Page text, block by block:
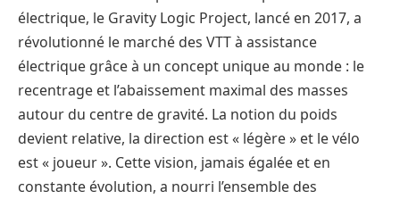
électrique, le Gravity Logic Project, lancé en 2017, a
révolutionné le marché des VTT à assistance
électrique grâce à un concept unique au monde : le
recentrage et l’abaissement maximal des masses
autour du centre de gravité. La notion du poids
devient relative, la direction est « légère » et le vélo
est « joueur ». Cette vision, jamais égalée et en
constante évolution, a nourri l’ensemble des